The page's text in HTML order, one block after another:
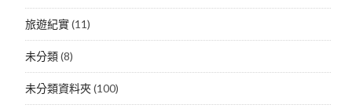
旅遊紀實(11)
未分類(8)
未分類資料夾(100)